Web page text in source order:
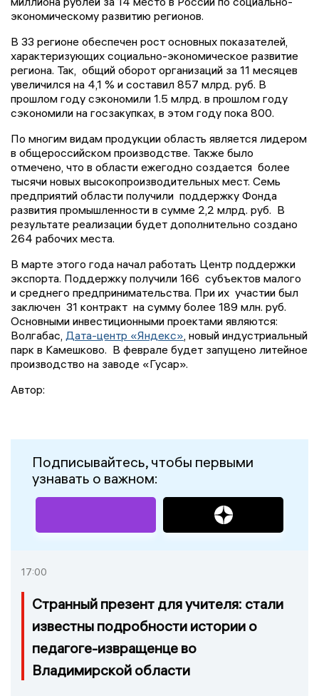
экономическому развитию регионов.
В 33 регионе обеспечен рост основных показателей,
характеризующих социально-экономическое развитие
региона. Так, общий оборот организаций за 11 месяцев
увеличился на 4,1 % и составил 857 млрд. руб. В
прошлом году сэкономили 1.5 млрд. в прошлом году
сэкономили на госзакупках, в этом году пока 800.
По многим видам продукции область является лидером
в общероссийском производстве. Также было
отмечено, что в области ежегодно создается более
тысячи новых высокопроизводительных мест. Семь
предприятий области получили поддержку Фонда
развития промышленности в сумме 2,2 млрд. руб. В
результате реализации будет дополнительно создано
264 рабочих места.
В марте этого года начал работать Центр поддержки
экспорта. Поддержку получили 166 субъектов малого
и среднего предпринимательства. При их участии был
заключен 31 контракт на сумму более 189 млн. руб.
Основными инвестиционными проектами являются:
Волгабас, Дата-центр «Яндекс» , новый индустриальный
парк в Камешково. В феврале будет запущено литейное
производство на заводе «Гусар».
Автор:
Подписывайтесь, чтобы первыми
узнавать о важном:
17:00
Странный презент для учителя: стали
известны подробности истории о
педагоге-извращенце во
Владимирской области